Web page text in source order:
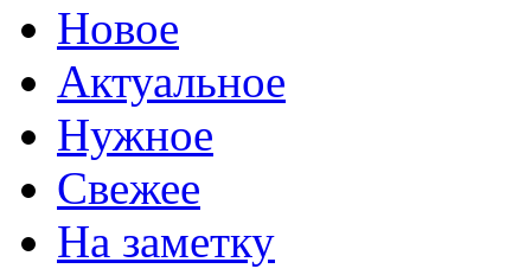
Новое
Актуальное
Нужное
Свежее
На заметку